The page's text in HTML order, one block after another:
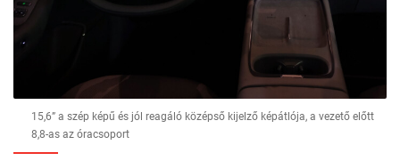
15,6” a szép képű és jól reagáló középső kijelző képátlója, a vezető előtt
8,8-as az óracsoport